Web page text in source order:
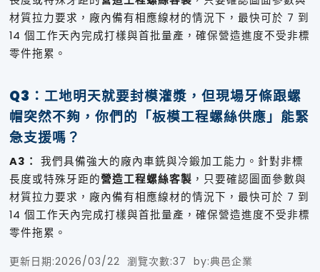
材質拉力要求，廠內備有相應線材的情況下，最快可於 7 到
14 個工作天內完成打樣與首批量產，確保營造進度不受非標
零件拖累。
Q3：工地明天就要封模灌漿，但現場牙條跟螺
帽突然不夠，你們的「板模工程螺絲供應」能緊
急支援嗎？
A3： 我們具備強大的廠內車銑與冷鍛加工能力。針對非標
長度或特殊牙距的營造工程螺絲客製 ，只要確認圖面參數與
材質拉力要求，廠內備有相應線材的情況下，最快可於 7 到
14 個工作天內完成打樣與首批量產，確保營造進度不受非標
零件拖累。
更新日期:2026/03/22 瀏覽次數:37 by:典邑企業